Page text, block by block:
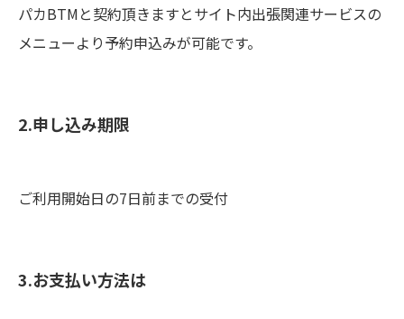
パカBTMと契約頂きますとサイト内出張関連サービスの
メニューより予約申込みが可能です。
2.申し込み期限
ご利用開始日の7日前までの受付
3.お支払い方法は